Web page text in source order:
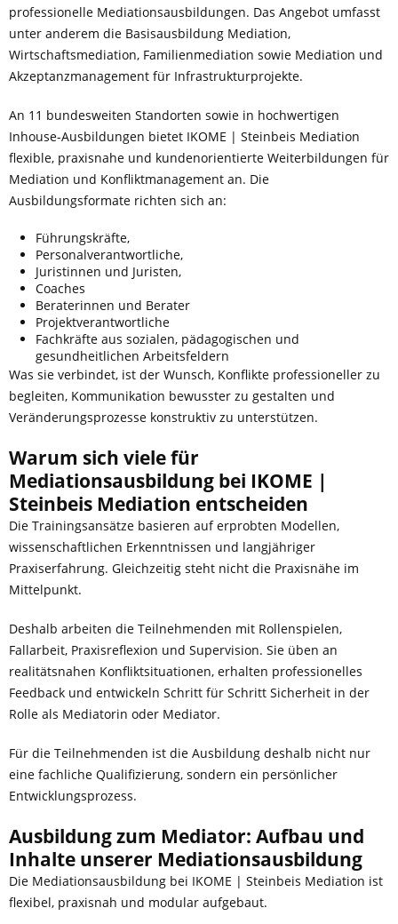
professionelle Mediationsausbildungen. Das Angebot umfasst
unter anderem die Basisausbildung Mediation,
Wirtschaftsmediation, Familienmediation sowie Mediation und
Akzeptanzmanagement für Infrastrukturprojekte.
An 11 bundesweiten Standorten sowie in hochwertigen
Inhouse-Ausbildungen bietet IKOME | Steinbeis Mediation
flexible, praxisnahe und kundenorientierte Weiterbildungen für
Mediation und Konfliktmanagement an. Die
Ausbildungsformate richten sich an:
Führungskräfte,
Personalverantwortliche,
Juristinnen und Juristen,
Coaches
Beraterinnen und Berater
Projektverantwortliche
Fachkräfte aus sozialen, pädagogischen und
gesundheitlichen Arbeitsfeldern
Was sie verbindet, ist der Wunsch, Konflikte professioneller zu
begleiten, Kommunikation bewusster zu gestalten und
Veränderungsprozesse konstruktiv zu unterstützen.
Warum sich viele für
Mediationsausbildung bei IKOME |
Steinbeis Mediation entscheiden
Die Trainingsansätze basieren auf erprobten Modellen,
wissenschaftlichen Erkenntnissen und langjähriger
Praxiserfahrung. Gleichzeitig steht nicht die Praxisnähe im
Mittelpunkt.
Deshalb arbeiten die Teilnehmenden mit Rollenspielen,
Fallarbeit, Praxisreflexion und Supervision. Sie üben an
realitätsnahen Konfliktsituationen, erhalten professionelles
Feedback und entwickeln Schritt für Schritt Sicherheit in der
Rolle als Mediatorin oder Mediator.
Für die Teilnehmenden ist die Ausbildung deshalb nicht nur
eine fachliche Qualifizierung, sondern ein persönlicher
Entwicklungsprozess.
Ausbildung zum Mediator: Aufbau und
Inhalte unserer Mediationsausbildung
Die Mediationsausbildung bei IKOME | Steinbeis Mediation ist
flexibel, praxisnah und modular aufgebaut.